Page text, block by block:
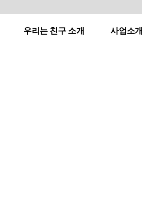
우리는 친구 소개 사업소개